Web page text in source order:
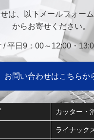
は、以下メールフォー
からお寄せください。
/ 平日9：00～12:00・
お問い合わせはこちらか
カッター・
ライナック